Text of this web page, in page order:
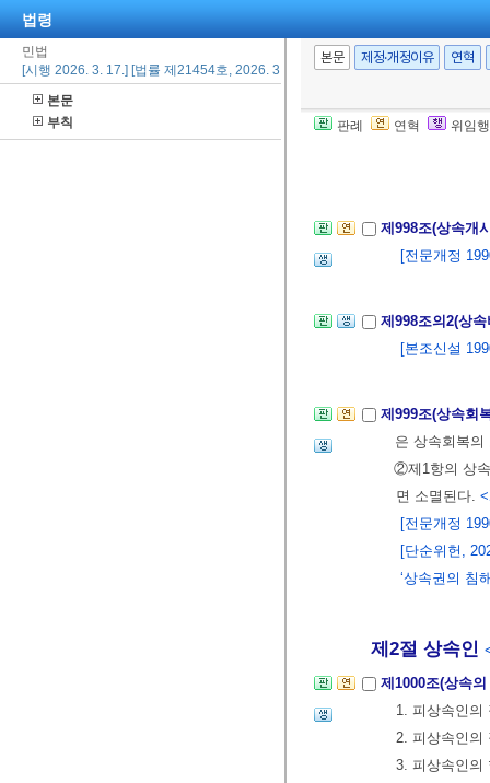
법령
민법
[시행 2026. 3. 17.] [법률 제21454호, 2026. 3. 17., 일부개정]
본문
부칙
본문 제정·개정이유 연혁
판례 연혁 위임
제5편 상속
제1장 상속<
제997조(상속개
제998조(상속개
[전문개정
제998조의2(상
[본조신설
제999조(상속회
은 상속회복
②제1항의 상
면 소멸된다.
[전문개정
[단순위헌,
‘상속권의 침
제2절 상속인
제1000조(상속
1. 피상속인의
2. 피상속인의
3. 피상속인의